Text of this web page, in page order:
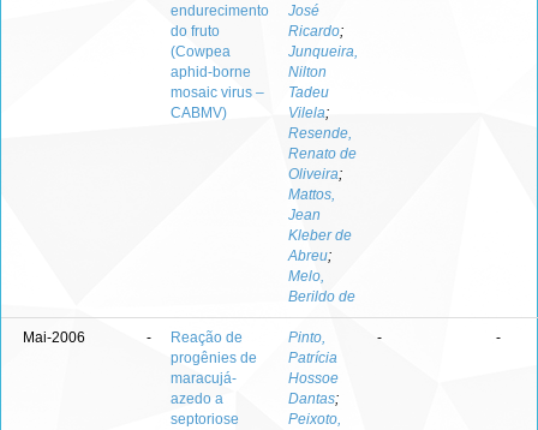
endurecimento
do fruto
(Cowpea
aphid-borne
mosaic virus –
CABMV)
José
Ricardo;
Junqueira,
Nilton
Tadeu
Vilela;
Resende,
Renato de
Oliveira;
Mattos,
Jean
Kleber de
Abreu;
Melo,
Berildo de
Mai-2006 -
Reação de
progênies de
maracujá-
azedo a
septoriose
Pinto,
Patrícia
Hossoe
Dantas;
Peixoto,
- -